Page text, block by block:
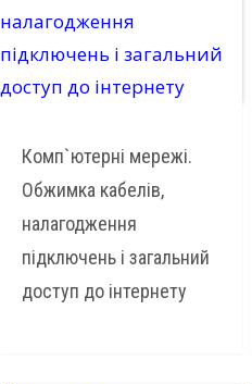
Комп`ютерні мережі.
Обжимка кабелів,
налагодження
підключень і загальний
доступ до інтернету